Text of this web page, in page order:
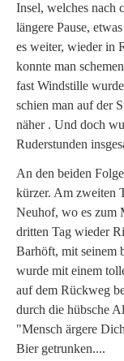
Insel, welches nach
längere Pause,
es weiter, wieder in
konnte man
fast Windstille
schien man auf der
näher . Und doch
Ruderstunden
An den beiden
kürzer. Am zweiten
Neuhof, wo es zum
dritten Tag wieder
Barhöft, mit seinem
wurde mit einem
auf dem Rückweg
durch die hübsche
"Mensch ärgere
Bier getrunken....